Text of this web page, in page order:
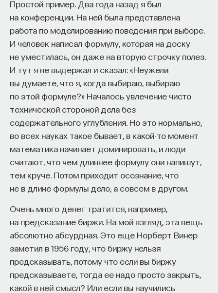
Простой пример. Два года назад я был
на конференции. На ней была представлена
работа по моделированию поведения при выборе.
И человек написал формулу, которая на доску
не уместилась, он даже на вторую строчку полез.
И тут я не выдержал и сказал: «Неужели
вы думаете, что я, когда выбираю, выбираю
по этой формуле?» Началось увлечение чисто
технической стороной дела без
содержательного углубления. Но это нормально,
во всех науках такое бывает, в какой-то момент
математика начинает доминировать, и люди
считают, что чем длиннее формулу они напишут,
тем круче. Потом приходит осознание, что
не в длине формулы дело, а совсем в другом.
Очень много денег тратится, например,
на предсказание биржи. На мой взгляд, эта вещь
абсолютно абсурдная. Это еще Норберт Винер
заметил в 1956 году, что биржу нельзя
предсказывать, потому что если вы биржу
предсказываете, тогда ее надо просто закрыть,
какой в ней смысл? Или если вы научились